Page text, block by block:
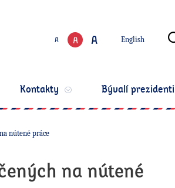
A A A Zmeniť jazyk
English
Kontakty Bývalí prezidenti
nútené práce
na nútené